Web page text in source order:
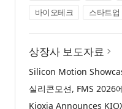
바이오테크
스타트업
상장사 보도자료